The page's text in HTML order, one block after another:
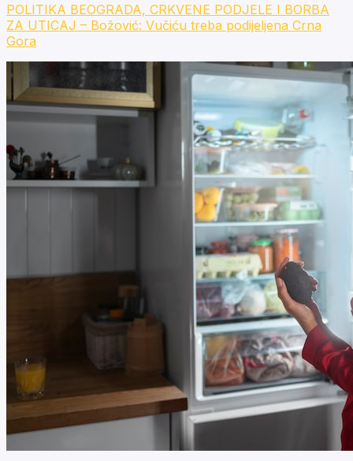
POLITIKA BEOGRADA, CRKVENE PODJELE I BORBA
ZA UTICAJ – Božović: Vučiću treba podijeljena Crna
Gora